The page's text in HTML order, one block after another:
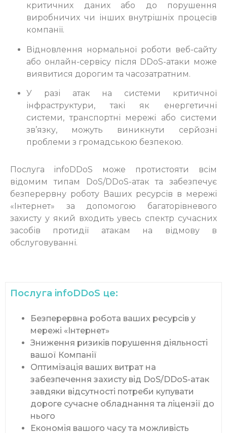
критичних даних або до порушення
виробничих чи інших внутрішніх процесів
компанії.
Відновлення нормальної роботи веб-сайту
або онлайн-сервісу після DDoS-атаки може
виявитися дорогим та часозатратним.
У разі атак на системи критичної
інфраструктури, такі як енергетичні
системи, транспортні мережі або системи
зв’язку, можуть виникнути серйозні
проблеми з громадською безпекою.
Послуга infoDDoS може протистояти всім
відомим типам DoS/DDoS-атак та забезпечує
безперервну роботу Ваших ресурсів в мережі
«Інтернет» за допомогою багаторівневого
захисту у який входить увесь спектр сучасних
засобів протидії атакам на відмову в
обслуговуванні.
Послуга infoDDoS це:
Безперервна робота ваших ресурсів у
мережі «Інтернет»
Зниження ризиків порушення діяльності
вашої Компанії
Оптимізація ваших витрат на
забезпечення захисту від DoS/DDoS-атак
завдяки відсутності потреби купувати
дороге сучасне обладнання та ліцензії до
нього
Економія вашого часу та можливість